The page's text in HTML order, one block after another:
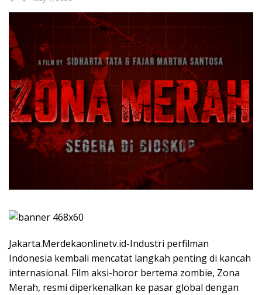
Jakarta.Merdekaonlinetv.id-Industri perfilman
Indonesia kembali mencatat langkah penting di kancah
internasional. Film aksi-horor bertema zombie, Zona
Merah, resmi diperkenalkan ke pasar global dengan